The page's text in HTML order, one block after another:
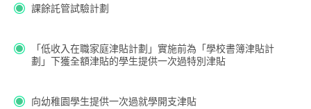
課餘託管試驗計劃
「低收入在職家庭津貼計劃」實施前為「學校書簿津貼計
劃」下獲全額津貼的學生提供一次過特別津貼
向幼稚園學生提供一次過就學開支津貼